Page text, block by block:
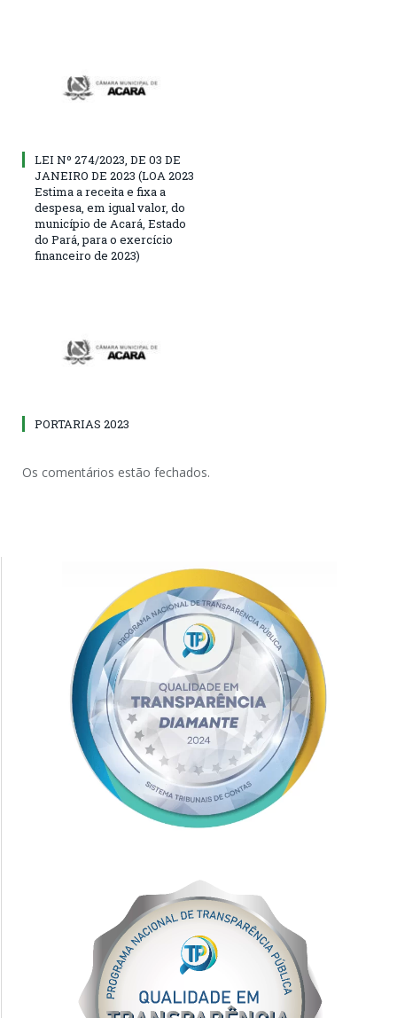
LEI Nº 274/2023, DE 03 DE
JANEIRO DE 2023 (LOA 2023
Estima a receita e fixa a
despesa, em igual valor, do
município de Acará, Estado
do Pará, para o exercício
financeiro de 2023)
PORTARIAS 2023
Os comentários estão fechados.